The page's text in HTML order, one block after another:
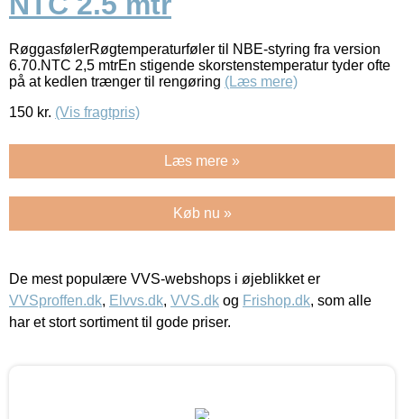
RøggasfølerRøgtemperaturføler til NBE-styring fra version
6.70.NTC 2,5 mtrEn stigende skorstenstemperatur tyder ofte
på at kedlen trænger til rengøring (Læs mere)
150 kr. (Vis fragtpris)
Læs mere »
Køb nu »
De mest populære VVS-webshops i øjeblikket er
VVSproffen.dk, Elvvs.dk, VVS.dk og Frishop.dk, som alle
har et stort sortiment til gode priser.